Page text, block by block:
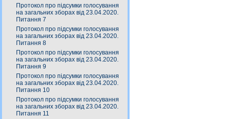
Протокол про підсумки голосування
на загальних зборах від 23.04.2020.
Питання 7
Протокол про підсумки голосування
на загальних зборах від 23.04.2020.
Питання 8
Протокол про підсумки голосування
на загальних зборах від 23.04.2020.
Питання 9
Протокол про підсумки голосування
на загальних зборах від 23.04.2020.
Питання 10
Протокол про підсумки голосування
на загальних зборах від 23.04.2020.
Питання 11